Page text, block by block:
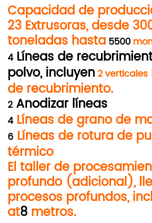
Capacidad de
23 Extrusoras, desde
toneladas hasta 5500
4Líneas de
polvo, incluyen 2 verticales
de recubrimiento.
2Anodizar líneas
4Líneas de grano de
6 Líneas de rotura de
térmico
El taller de
profundo (adicional),
procesos profundos,
at8 metros.